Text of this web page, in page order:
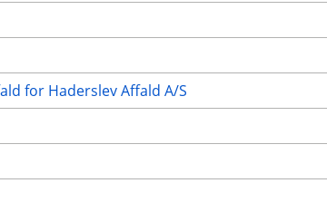
for Haderslev Affald A/S